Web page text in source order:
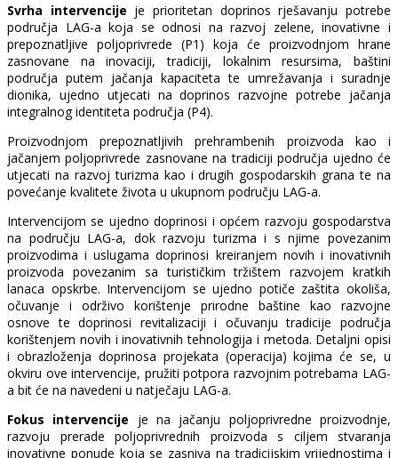
Svrha intervencije je prioritetan doprinos rješavanju potrebe
područja LAG-a koja se odnosi na razvoj zelene, inovativne i
prepoznatljive poljoprivrede (P1) koja će proizvodnjom hrane
zasnovane na inovaciji, tradiciji, lokalnim resursima, baštini
područja putem jačanja kapaciteta te umrežavanja i suradnje
dionika, ujedno utjecati na doprinos razvojne potrebe jačanja
integralnog identiteta područja (P4).
Proizvodnjom prepoznatljivih prehrambenih proizvoda kao i
jačanjem poljoprivrede zasnovane na tradiciji područja ujedno će
utjecati na razvoj turizma kao i drugih gospodarskih grana te na
povećanje kvalitete života u ukupnom području LAG-a.
Intervencijom se ujedno doprinosi i općem razvoju gospodarstva
na području LAG-a, dok razvoju turizma i s njime povezanim
proizvodima i uslugama doprinosi kreiranjem novih i inovativnih
proizvoda povezanim sa turističkim tržištem razvojem kratkih
lanaca opskrbe. Intervencijom se ujedno potiče zaštita okoliša,
očuvanje i održivo korištenje prirodne baštine kao razvojne
osnove te doprinosi revitalizaciji i očuvanju tradicije područja
korištenjem novih i inovativnih tehnologija i metoda. Detaljni opisi
i obrazloženja doprinosa projekata (operacija) kojima će se, u
okviru ove intervencije, pružiti potpora razvojnim potrebama LAG-
a bit će na navedeni u natječaju LAG-a.
Fokus intervencije je na jačanju poljoprivredne proizvodnje,
razvoju prerade poljoprivrednih proizvoda s ciljem stvaranja
inovativne ponude koja se zasniva na tradicijskim vrijednostima i